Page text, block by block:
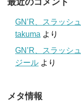
最近のコメント
GN’R、スラッシ
takuma より
GN’R、スラッシ
ジール より
メタ情報